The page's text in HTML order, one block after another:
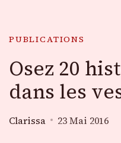
PUBLICATIONS
Osez 20
dans les
Clarissa 23 Mai 2016